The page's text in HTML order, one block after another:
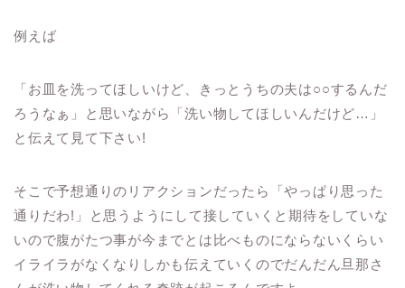
例えば
「お皿を洗ってほしいけど、きっとうちの夫は○○するんだ
ろうなぁ」と思いながら「洗い物してほしいんだけど… 」
と伝えて見て下さい!
そこで予想通りのリアクションだったら「やっぱり思った
通りだわ! 」と思うようにして接していくと期待をしていな
いので腹がたつ事が今までとは比べものにならないくらい
イライラがなくなりしかも伝えていくのでだんだん旦那さ